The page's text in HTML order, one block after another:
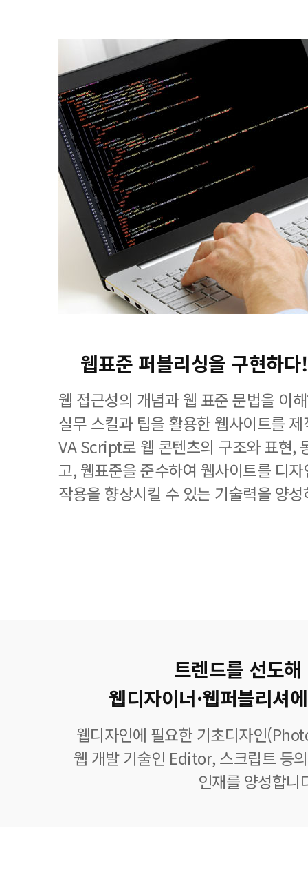
웹표준 퍼블리싱을 구현하다!
웹 접근성의 개념과 웹 표준 문법을 이
실무 스킬과 팁을 활용한 웹사이트를
VA Script로 웹 콘텐츠의 구조와 표현,
고, 웹표준을 준수하여 웹사이트를 디
작용을 향상시킬 수 있는 기술력을 양
트렌드를 선도해
웹디자이너·웹퍼블리셔
웹디자인에 필요한 기초디자인
웹 개발 기술인 Editor, 스크립트 등
인재를 양성합니